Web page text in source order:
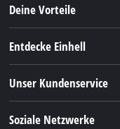
Deine Vorteile
Entdecke Einhell
Nachhaltigkeit
Unser Kundenservice
Soziale Netzwerke